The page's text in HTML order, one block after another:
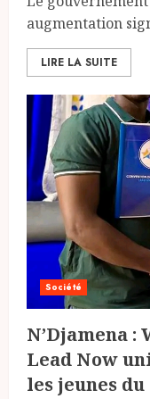
augmentation
LIRE LA SUITE
Société
N’Djamena :
Lead Now
les jeunes